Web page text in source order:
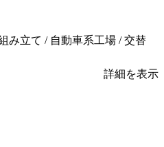
み立て / 自動車系工場 / 交替
詳細を表示